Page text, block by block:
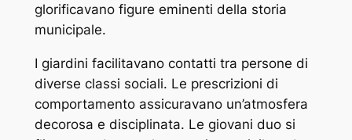
glorificavano figure eminenti della storia
municipale.
I giardini facilitavano contatti tra persone di
diverse classi sociali. Le prescrizioni di
comportamento assicuravano un’atmosfera
decorosa e disciplinata. Le giovani duo si